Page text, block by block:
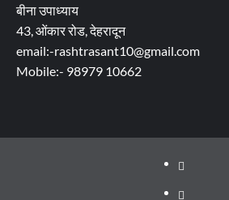
बीना उपाध्याय
43, ओंकार रोड, देहरादून
email:-rashtrasant10@gmail.com
Mobile:- 98979 10662
About
WEB